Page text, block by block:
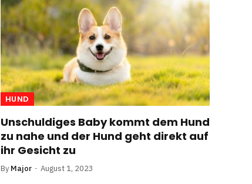
HUND
Unschuldiges Baby kommt dem Hund
zu nahe und der Hund geht direkt auf
ihr Gesicht zu
By Major August 1, 2023